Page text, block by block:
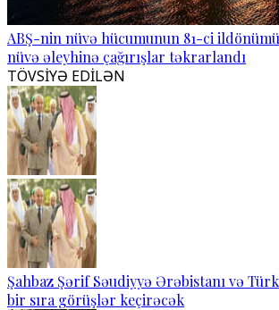
ABŞ-nin nüvə hücumunun 81-ci
nüvə əleyhinə çağırışlar təkrarlandı
TÖVSİYƏ EDİLƏN
Şahbaz Şərif Səudiyyə Ərəbistanı və
bir sıra görüşlər keçirəcək